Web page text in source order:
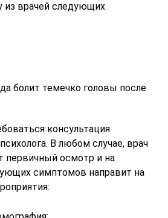
из врачей следующих
болит темечко головы после
консультация
В любом случае, врач
первичный осмотр и на
симптомов направит на